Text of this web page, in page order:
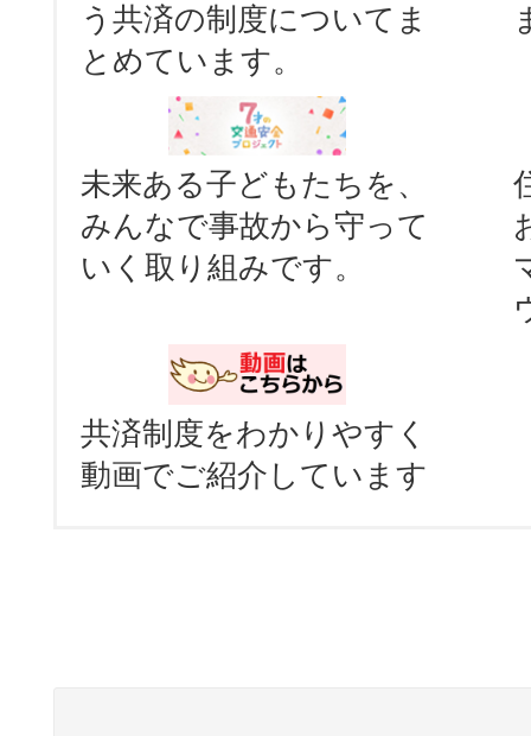
う共済の制度についてま
とめています。
未来ある子どもたちを、
みんなで事故から守って
いく取り組みです。
共済制度をわかりやすく
動画でご紹介しています